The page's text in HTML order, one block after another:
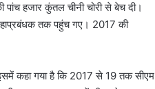
हजार कुंतल चीनी चोरी से बेच दी।
तक पहुंच गए। 2017 की
कहा गया है कि 2017 से 19 तक सीएम